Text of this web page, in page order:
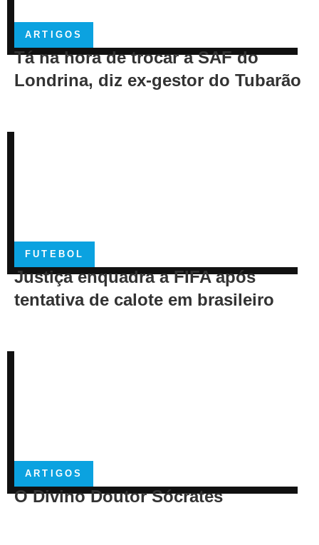
ARTIGOS
Tá na hora de trocar a SAF do
Londrina, diz ex-gestor do Tubarão
FUTEBOL
Justiça enquadra a FIFA após
tentativa de calote em brasileiro
ARTIGOS
O Divino Doutor Sócrates